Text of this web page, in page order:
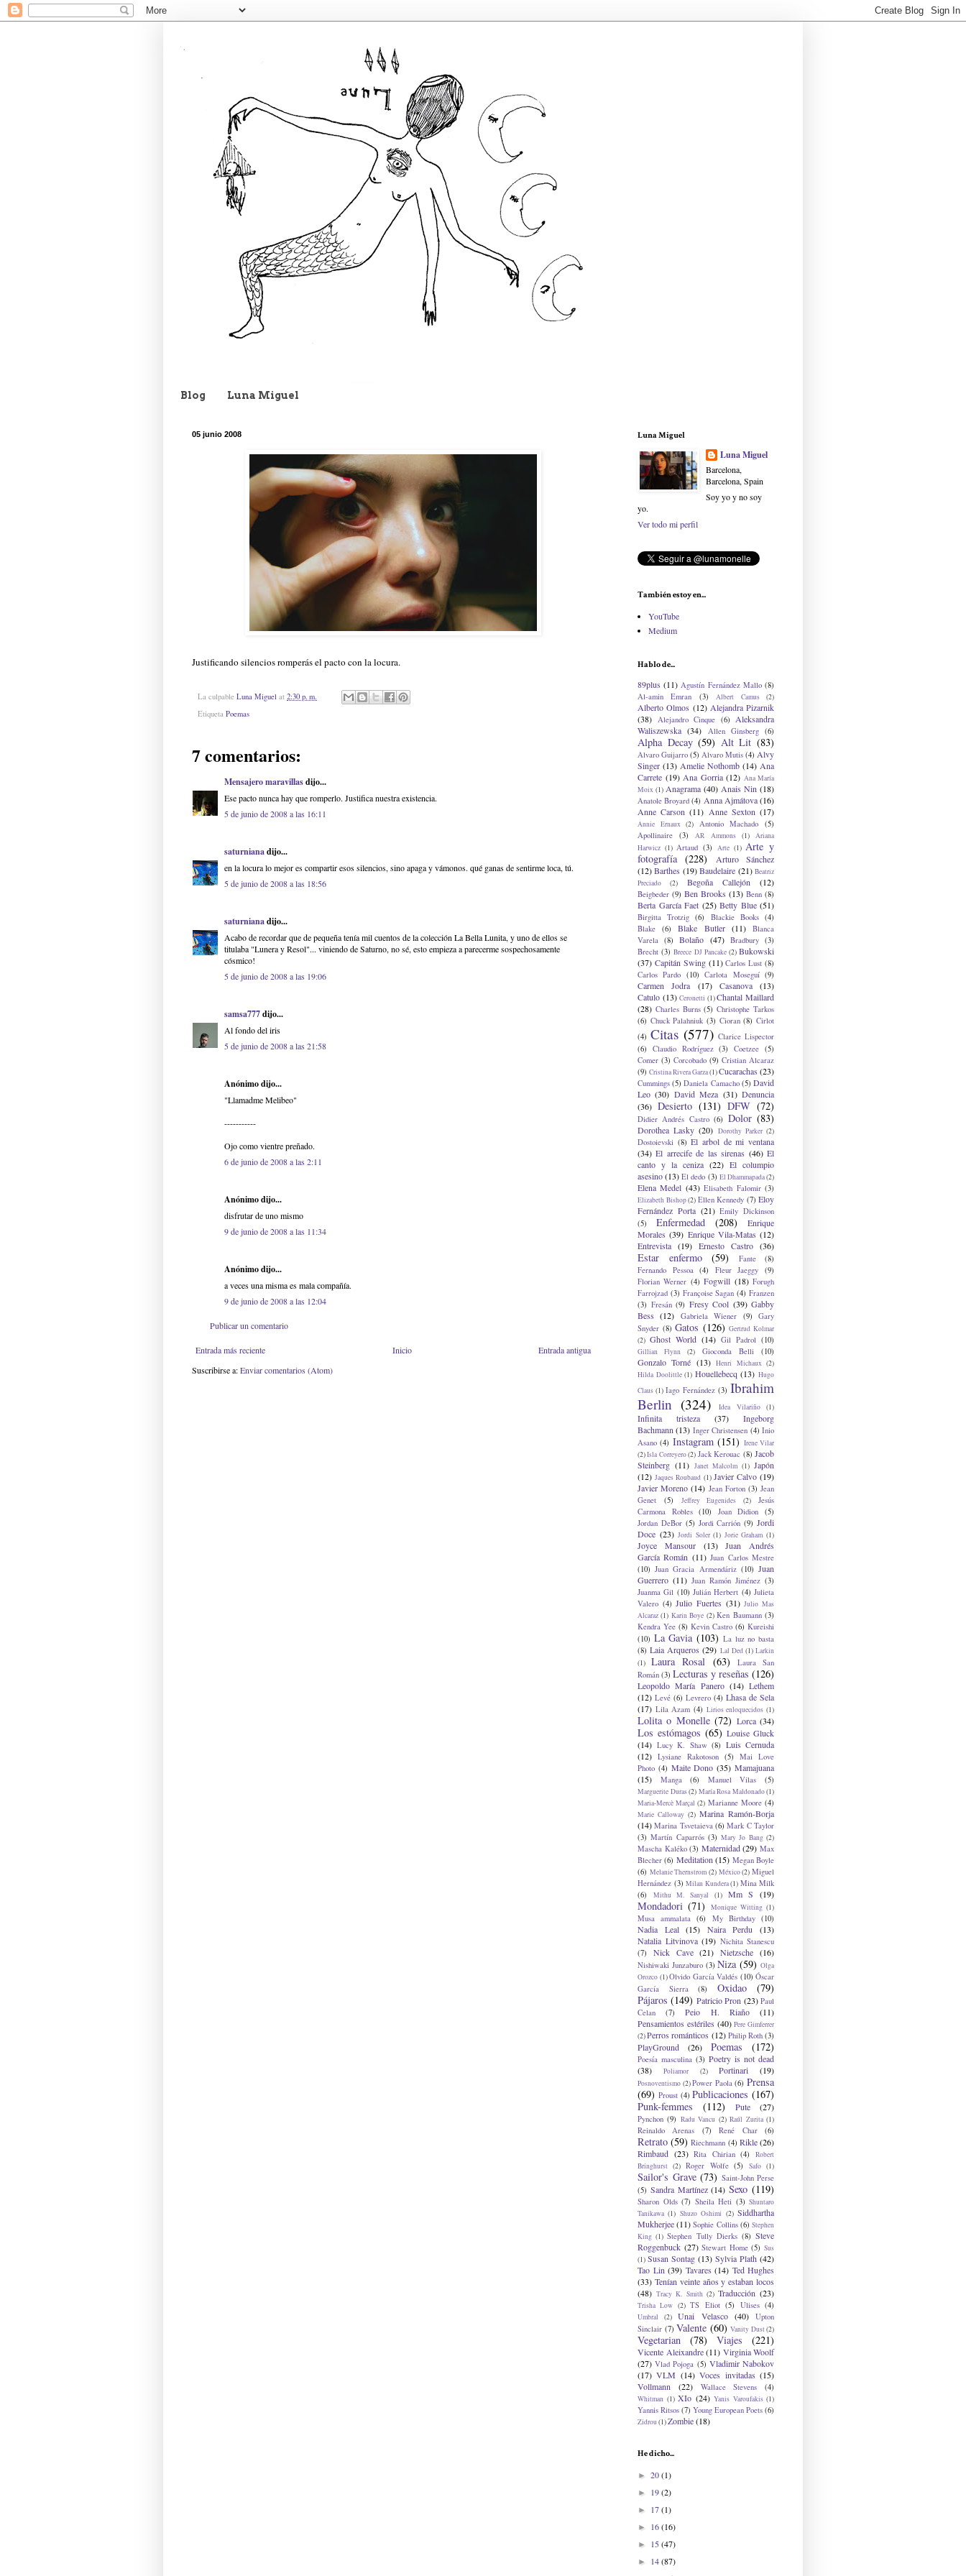
Blog Luna Miguel
05 junio 2008
Justificando silencios romperás el pacto con la locura.
La culpable Luna Miguel at 2:30 p. m.
Etiqueta Poemas
7 comentarios:
Mensajero maravillasdijo...
Ese pacto nunca hay que romperlo. Justifica nuestra existencia.
5 de junio de 2008 a las 16:11
saturnianadijo...
en la locura lo mejor es compartir esos silencios, sino apaga y vámonos. qué ganas de sentirme loca, tú.
5 de junio de 2008 a las 18:56
saturnianadijo...
Acabo de recordar que de pequeña tenía mil cuentos de la colección La Bella Lunita, y uno de ellos se
titulaba "Lunera y Resol"... viniendo de Saturno, no sé, esto empieza a parecerme sospechosamente
cósmico!
5 de junio de 2008 a las 19:06
samsa777dijo...
Al fondo del iris
5 de junio de 2008 a las 21:58
Anónimo dijo...
"Llamadme Melibeo"
-----------
Ojo como vientre preñado.
6 de junio de 2008 a las 2:11
Anónimo dijo...
disfrutar de uno mismo
9 de junio de 2008 a las 11:34
Anónimo dijo...
a veces una misma es mala compañía.
9 de junio de 2008 a las 12:04
Publicar un comentario
Entrada más reciente Entrada antigua
Inicio
Suscribirse a:Enviar comentarios (Atom)
Luna Miguel
Luna Miguel
Barcelona,
Barcelona, Spain
Soy yo y no soy
yo.
Ver todo mi perfil
También estoy en...
YouTube
Medium
Hablo de...
89plus (11) Agustín Fernández Mallo (8)
Al-amin Emran
(3) Albert Camus (2)
Alberto Olmos (12) Alejandra Pizarnik
(38)
Alejandro Cinque (6)
Aleksandra
Waliszewska (34) Allen Ginsberg (6)
Alpha Decay (59) Alt Lit (83)
Alvaro Guijarro (5) Alvaro Mutis (4) Alvy
Singer (13) Amelie Nothomb (14) Ana
Carrete (19) Ana Gorria (12) Ana María
Moix (1) Anagrama (40) Anais Nin (18)
Anatole Broyard (4) Anna Ajmátova (16)
Anne Carson (11) Anne Sexton (17)
Annie Ernaux (2) Antonio Machado
(5)
Apollinaire
(3) AR Ammons (1)
Ariana
Harwicz (1) Artaud (3) Arte (1) Arte y
fotografía (228)
Arturo Sánchez
(12) Barthes (19) Baudelaire (21) Beatriz
Preciado
(2) Begoña Callejón (12)
Beigbeder (9) Ben Brooks (13) Benn (8)
Berta García Faet (25) Betty Blue (51)
Birgitta Trotzig (6) Blackie Books (4)
Blake
(6) Blake Butler (11)
Blanca
Varela
(8) Bolaño (47) Bradbury (3)
Brecht (3) Breece DJ Pancake (2) Bukowski
(37) Capitán Swing (11) Carlos Lust (8)
Carlos Pardo (10) Carlota Moseguí (9)
Carmen Jodra (17) Casanova
(13)
Catulo (13) Ceronetti (1) Chantal Maillard
(28) Charles Burns (5) Christophe Tarkos
(6) Chuck Palahniuk (3) Cioran (8) Cirlot
(4) Citas (577) Clarice Lispector
(6)
Claudio Rodríguez (3) Coetzee (5)
Comer (3) Corcobado (9) Cristian Alcaraz
(9) Cristina Rivera Garza(1)Cucarachas (23)
Cummings (5) Daniela Camacho (5) David
Leo (30) David Meza (31) Denuncia
(36) Desierto (131) DFW (72)
Didier Andrés Castro (6) Dolor (83)
Dorothea Lasky (20) Dorothy Parker (2)
Dostoievski (8) El arbol de mi ventana
(34) El arrecife de las sirenas (46) El
canto y la ceniza (22) El columpio
asesino(13) El dedo (3) El Dhammapada(2)
Elena Medel (43) Elisabeth Falomir (3)
Elizabeth Bishop(2) Ellen Kennedy (7) Eloy
Fernández Porta (21) Emily Dickinson
(5)
Enfermedad (208)
Enrique
Morales (39) Enrique Vila-Matas (12)
Entrevista (19) Ernesto Castro (36)
Estar enfermo (59) Fante
(8)
Fernando Pessoa
(4) Fleur Jaeggy
(9)
Florian Werner (4) Fogwill (18) Forugh
Farrojzad (3) Françoise Sagan (4) Franzen
(3) Fresán (9) Fresy Cool (39) Gabby
Bess (12) Gabriela Wiener (9)
Gary
Snyder (8) Gatos (126) Gertrud Kolmar
(2) Ghost World (14) Gil Padrol (10)
Gillian Flynn (2) Gioconda Belli (10)
Gonzalo Torné (13) Henri Michaux (2)
Hilda Doolittle (1) Houellebecq (13) Hugo
Claus (1) Iago Fernández (3) Ibrahim
Berlin (324) Idea Vilariño (1)
Infinita tristeza (37)
Ingeborg
Bachmann (13) Inger Christensen (4) Inio
Asano (4) Instagram (151) Irene Vilar
(2)Isla Correyero(2) Jack Kerouac (8) Jacob
Steinberg (11) Janet Malcolm (1) Japón
(12) Jaques Roubaud (1) Javier Calvo (19)
Javier Moreno (14) Jean Forton (3) Jean
Genet
(5) Jeffrey Eugenides (2)
Jesús
Carmona Robles
(10) Joan Didion
(5)
Jordan DeBor (5) Jordi Carrión (9) Jordi
Doce (23) Jordi Soler (1) Jorie Graham (1)
Joyce Mansour (13)
Juan Andrés
García Román (11) Juan Carlos Mestre
(10) Juan Gracia Armendáriz (10) Juan
Guerrero (11) Juan Ramón Jiménez (3)
Juanma Gil (10) Julián Herbert (4) Julieta
Valero (4) Julio Fuertes (31) Julio Mas
Alcaraz (1) Karin Boye (2) Ken Baumann (3)
Kendra Yee (8) Kevin Castro (6) Kureishi
(10) La Gavia (103) La luz no basta
(8) Laia Arqueros (29) Lal Ded (1) Larkin
(1)
Laura Rosal (63)
Laura San
Román (3) Lecturas y reseñas (126)
Leopoldo María Panero (14) Lethem
(12) Levé (6) Levrero (4) Lhasa de Sela
(17) Lila Azam (4) Lirios enloquecidos (1)
Lolita o Monelle (72) Lorca (34)
Los estómagos (65) Louise Gluck
(14) Lucy K. Shaw (8) Luis Cernuda
(12) Lysiane Rakotoson (5)
Mai Love
Photo (4) Maite Dono (35) Mamajuana
(15)
Manga (6) Manuel Vilas (5)
Marguerite Duras(2) María Rosa Maldonado(1)
Maria-Mercè Marçal (2) Marianne Moore (4)
Marie Calloway (2) Marina Ramón-Borja
(14) Marina Tsvetaieva (6) Mark C Taylor
(3) Martín Caparrós (3) Mary Jo Bang (2)
Mascha Kaléko (3) Maternidad (29) Max
Blecher (6) Meditation (15) Megan Boyle
(6) Melanie Thernstrom (2) México (2) Miguel
Hernández (3) Milan Kundera(1) Mina Milk
(6)
Mithu M. Sanyal (1) Mm S (19)
Mondadori (71) Monique Witting (1)
Musa ammalata (6) My Birthday (10)
Nadia Leal (15) Naira Perdu
(13)
Natalia Litvinova (19) Nichita Stanescu
(7)
Nick Cave (21) Nietzsche (16)
Nishiwaki Junzaburo (3) Niza (59) Olga
Orozco (1)Olvido García Valdés (10) Óscar
García Sierra
(8) Oxidao
(79)
Pájaros (149) Patricio Pron (23) Paul
Celan
(7) Peio H. Riaño
(11)
Pensamientos estériles (40) Pere Gimferrer
(2)Perros románticos (12) Philip Roth (3)
PlayGround (26) Poemas (172)
Poesía masculina (3) Poetry is not dead
(38)
Poliamor (2) Portinari (19)
Posnoventismo (2) Power Paola (6) Prensa
(69) Proust (4) Publicaciones (167)
Punk-femmes
(112) Pute (27)
Pynchon (9) Radu Vancu (2) Raúl Zurita (1)
Reinaldo Arenas (7) René Char (6)
Retrato (59) Riechmann (4) Rikle (26)
Rimbaud (23) Rita Chirian (4)
Robert
Bringhurst (2) Roger Wolfe (5) Safo (1)
Sailor's Grave (73) Saint-John Perse
(5) Sandra Martínez (14) Sexo (119)
Sharon Olds (7) Sheila Heti (3) Shuntaro
Tanikawa (1) Shuzo Oshimi (2) Siddhartha
Mukherjee (11) Sophie Collins (6) Stephen
King (1) Stephen Tully Dierks (8) Steve
Roggenbuck (27) Stewart Home (5) Sus
(1) Susan Sontag (13) Sylvia Plath (42)
Tao Lin (39) Tavares (14) Ted Hughes
(33) Tenían veinte años y estaban locos
(48) Tracy K. Smith (2) Traducción (23)
Trisha Low (2) TS Eliot (5) Ulises (4)
Umbral (2) Unai Velasco (40)
Upton
Sinclair (7) Valente (60) Vanity Dust(2)
Vegetarian (78) Viajes (221)
Vicente Aleixandre (11) Virginia Woolf
(27) Vlad Pojoga (5) Vladimir Nabokov
(17) VLM (14) Voces invitadas (15)
Vollmann
(22) Wallace Stevens (4)
Whitman (1) XIo (24) Yanis Varoufakis (1)
Yannis Ritsos (7) Young European Poets (6)
Zidrou(1)Zombie(18)
He dicho...
► 20(1)
► 19(2)
► 17(1)
► 16(16)
► 15(47)
► 14(87)